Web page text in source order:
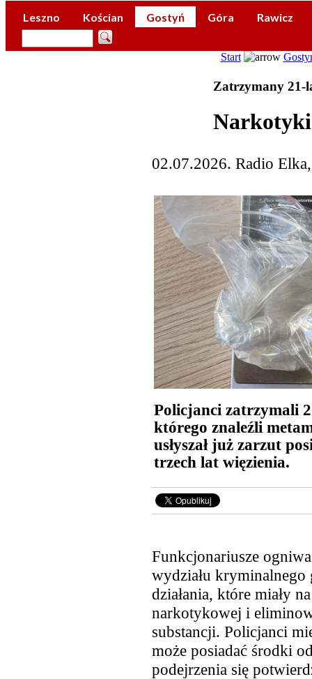
Leszno Kościan Gostyń Góra Rawicz
Start
Zatrzymany 21-
Narkotyki
02.07.2026. Radio
Policjanci zatrzymali
którego znaleźli
usłyszał już zarzut
trzech lat więzienia.
Funkcjonariusze
wydziału
działania, które miały
narkotykowej i
substancji. Policjanci
może posiadać środki
podejrzenia się